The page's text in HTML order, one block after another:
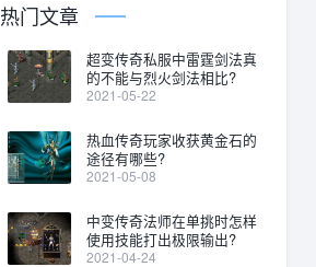
热门文章
超变传奇私服中雷霆剑法真
的不能与烈火剑法相比?
2021-05-22
热血传奇玩家收获黄金石的
途径有哪些?
2021-05-08
中变传奇法师在单挑时怎样
使用技能打出极限输出?
2021-04-24